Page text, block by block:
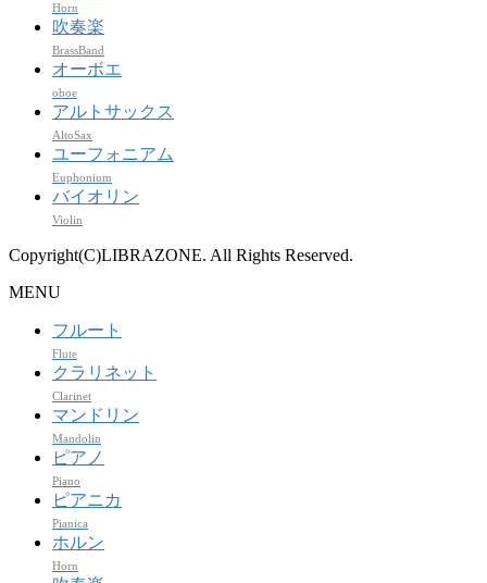
Horn
吹奏楽
BrassBand
オーボエ
oboe
アルトサックス
AltoSax
ユーフォニアム
Euphonium
バイオリン
Violin
Copyright(C)LIBRAZONE. All Rights Reserved.
MENU
フルート
Flute
クラリネット
Clarinet
マンドリン
Mandolin
ピアノ
Piano
ピアニカ
Pianica
ホルン
Horn